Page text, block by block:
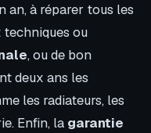
an, à réparer tous les
techniques ou
, ou de bon
deux ans les
les radiateurs, les
Enfin, la garantie